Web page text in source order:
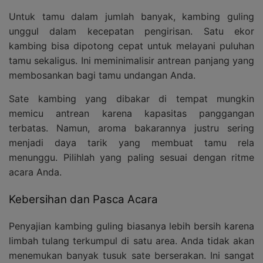
Untuk tamu dalam jumlah banyak, kambing guling
unggul dalam kecepatan pengirisan. Satu ekor
kambing bisa dipotong cepat untuk melayani puluhan
tamu sekaligus. Ini meminimalisir antrean panjang yang
membosankan bagi tamu undangan Anda.
Sate kambing yang dibakar di tempat mungkin
memicu antrean karena kapasitas panggangan
terbatas. Namun, aroma bakarannya justru sering
menjadi daya tarik yang membuat tamu rela
menunggu. Pilihlah yang paling sesuai dengan ritme
acara Anda.
Kebersihan dan Pasca Acara
Penyajian kambing guling biasanya lebih bersih karena
limbah tulang terkumpul di satu area. Anda tidak akan
menemukan banyak tusuk sate berserakan. Ini sangat